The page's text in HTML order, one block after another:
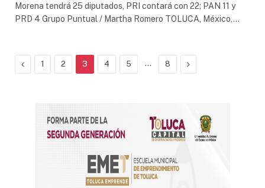
Morena tendrá 25 diputados, PRI contará con 22; PAN 11 y
PRD 4 Grupo Puntual / Martha Romero TOLUCA, México,…
Previous
1 2 3 4 5 … 8 Next